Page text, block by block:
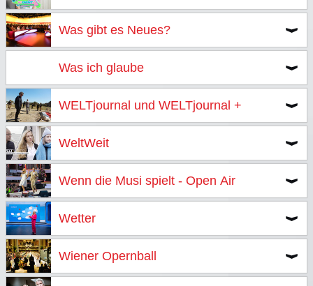
Was gibt es Neues?
Was ich glaube
WELTjournal und WELTjournal +
WeltWeit
Wenn die Musi spielt - Open Air
Wetter
Wiener Opernball